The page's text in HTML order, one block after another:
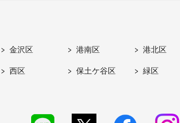
金沢区 港南区 港北区
西区 保土ケ谷区 緑区